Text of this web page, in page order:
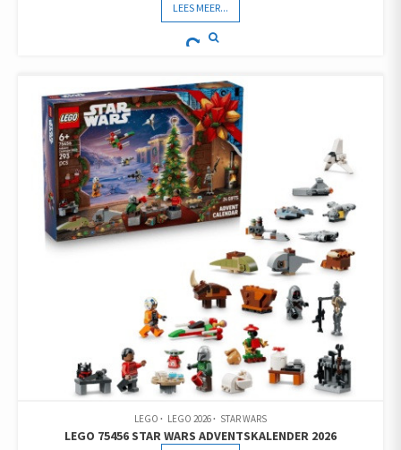
LEES MEER...
LEGO LEGO 2026 STAR WARS
LEGO 75456 STAR WARS ADVENTSKALENDER 2026